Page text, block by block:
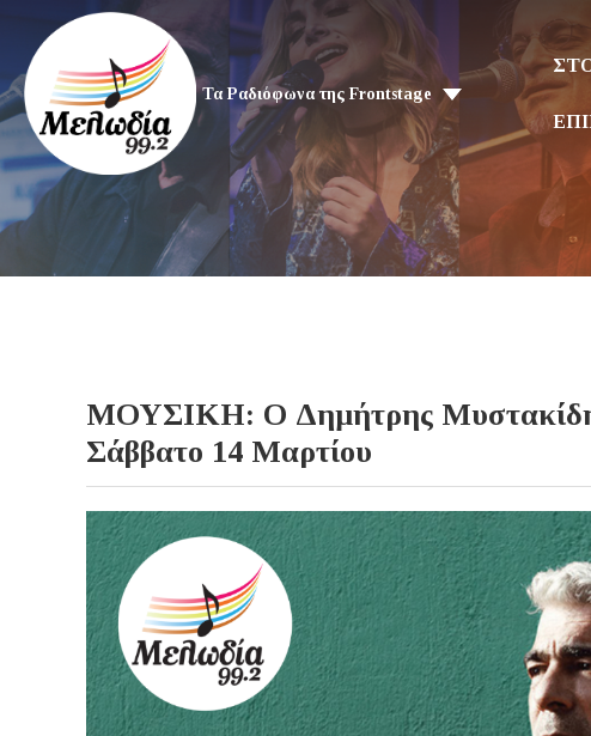
Τα Ραδιόφωνα της Frontstage
ΜΟΥΣΙΚΗ: Ο Δημήτρης
Σάββατο 14 Μαρτίου